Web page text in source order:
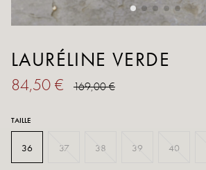
LAURÉLINE VERDE
84,50 € 169,00 €
TAILLE
36 37 38 39 40